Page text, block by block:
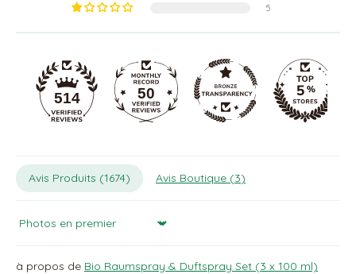
5
514 50
Avis Produits (1674) Avis Boutique (3)
Sort by
Bio Raumspray & Duftspray Set (3 x 100 ml)